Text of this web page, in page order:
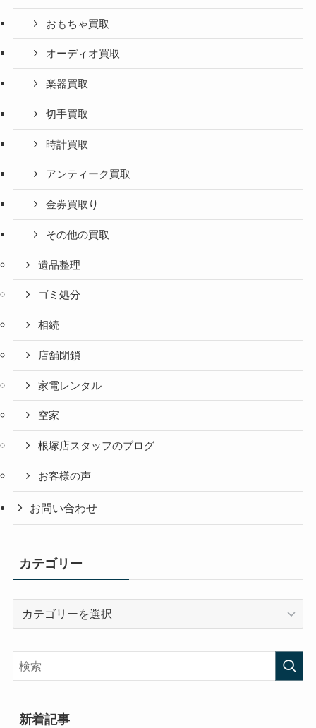
おもちゃ買取
オーディオ買取
楽器買取
切手買取
時計買取
アンティーク買取
金券買取り
その他の買取
遺品整理
ゴミ処分
相続
店舗閉鎖
家電レンタル
空家
根塚店スタッフのブログ
お客様の声
お問い合わせ
カテゴリー
リ
ー
新着記事